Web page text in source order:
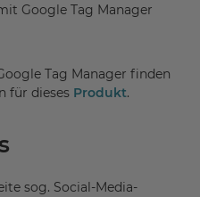
Google Tag Manager
Tag Manager finden
für dieses Produkt.
sog. Social-Media-